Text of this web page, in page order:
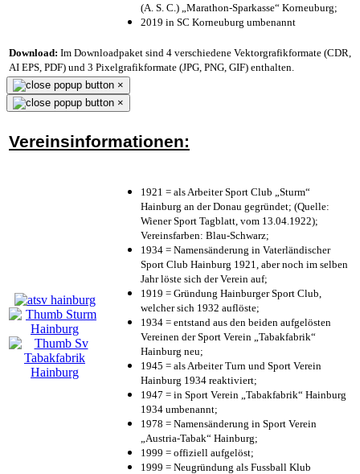
(A. S. C.) „Marathon-Sparkasse“ Korneuburg;
2019 in SC Korneuburg umbenannt
Download: Im Downloadpaket sind 4 verschiedene Vektorgrafikformate (CDR,
AI EPS, PDF) und 3 Pixelgrafikformate (JPG, PNG, GIF) enthalten.
×
×
Vereinsinformationen:
1921 = als Arbeiter Sport Club „Sturm“
Hainburg an der Donau gegründet; (Quelle:
Wiener Sport Tagblatt, vom 13.04.1922);
Vereinsfarben: Blau-Schwarz;
1934 = Namensänderung in Vaterländischer
Sport Club Hainburg 1921, aber noch im selben
Jahr löste sich der Verein auf;
1919 = Gründung Hainburger Sport Club,
welcher sich 1932 auflöste;
1934 = entstand aus den beiden aufgelösten
Vereinen der Sport Verein „Tabakfabrik“
Hainburg neu;
1945 = als Arbeiter Turn und Sport Verein
Hainburg 1934 reaktiviert;
1947 = in Sport Verein „Tabakfabrik“ Hainburg
1934 umbenannt;
1978 = Namensänderung in Sport Verein
„Austria-Tabak“ Hainburg;
1999 = offiziell aufgelöst;
1999 = Neugründung als Fussball Klub